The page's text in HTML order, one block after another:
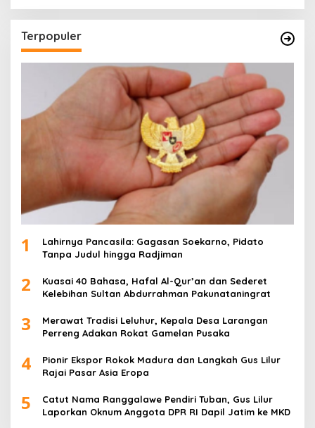
Terpopuler
1
Lahirnya Pancasila: Gagasan Soekarno, Pidato
Tanpa Judul hingga Radjiman
2
Kuasai 40 Bahasa, Hafal Al-Qur’an dan Sederet
Kelebihan Sultan Abdurrahman Pakunataningrat
3
Merawat Tradisi Leluhur, Kepala Desa Larangan
Perreng Adakan Rokat Gamelan Pusaka
4
Pionir Ekspor Rokok Madura dan Langkah Gus Lilur
Rajai Pasar Asia Eropa
5
Catut Nama Ranggalawe Pendiri Tuban, Gus Lilur
Laporkan Oknum Anggota DPR RI Dapil Jatim ke MKD